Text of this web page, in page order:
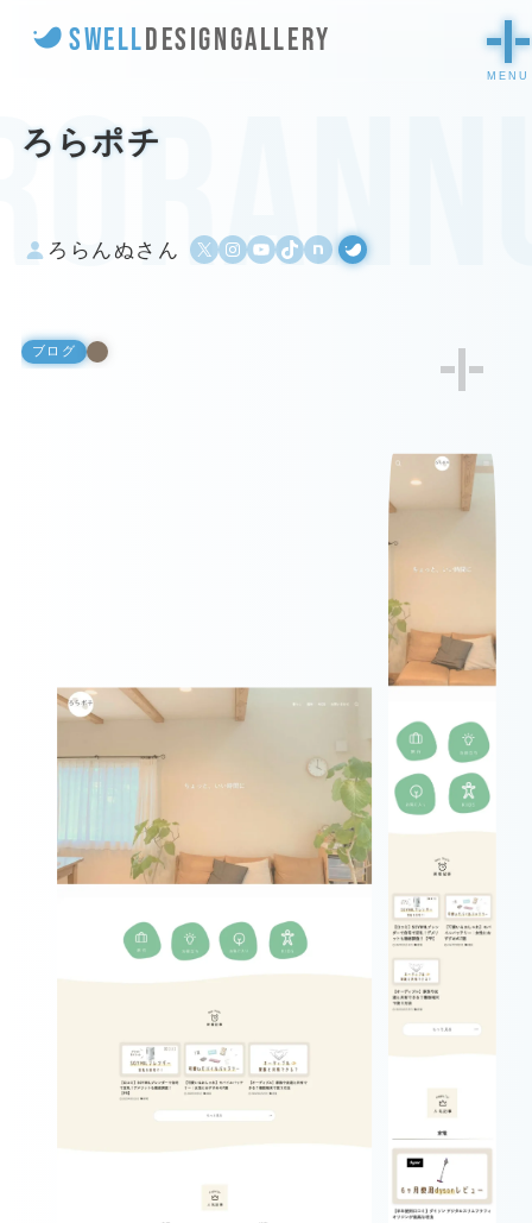
SWELLDESIGNGALLERY
ろらポチ
ろらんぬさん X Instagram
YouTube
TikTok
500pxWordPress
ブログ